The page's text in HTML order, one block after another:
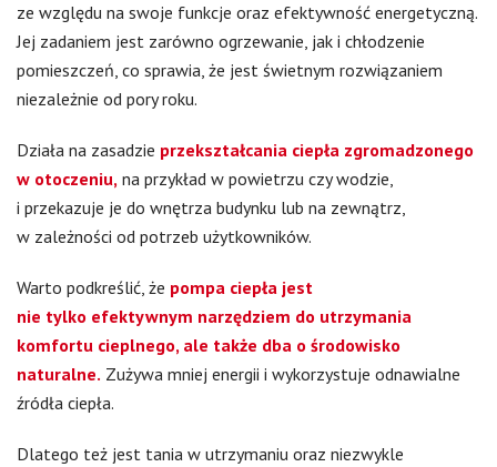
ze względu na swoje funkcje oraz efektywność energetyczną.
Jej zadaniem jest zarówno ogrzewanie, jak i chłodzenie
pomieszczeń, co sprawia, że jest świetnym rozwiązaniem
niezależnie od pory roku.
Działa na zasadzie przekształcania ciepła zgromadzonego
w otoczeniu, na przykład w powietrzu czy wodzie,
i przekazuje je do wnętrza budynku lub na zewnątrz,
w zależności od potrzeb użytkowników.
Warto podkreślić, że pompa ciepła jest
nie tylko efektywnym narzędziem do utrzymania
komfortu cieplnego, ale także dba o środowisko
naturalne. Zużywa mniej energii i wykorzystuje odnawialne
źródła ciepła.
Dlatego też jest tania w utrzymaniu oraz niezwykle